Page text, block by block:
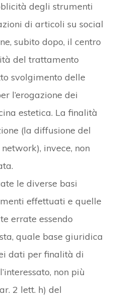
degli strumenti
di articoli su social
subito dopo, il centro
del trattamento
svolgimento delle
l’erogazione dei
estetica. La finalità
(la diffusione del
invece, non
le diverse basi
effettuati e quelle
errate essendo
quale base giuridica
dati per finalità di
non più
2 lett. h) del